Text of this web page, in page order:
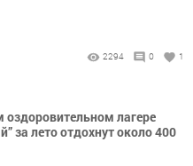
2294 0 1
оздоровительном лагере
за лето отдохнут около 400